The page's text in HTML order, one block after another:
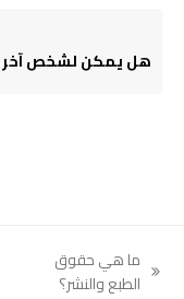
previous
ما هي حقوق
الطبع والنشر؟